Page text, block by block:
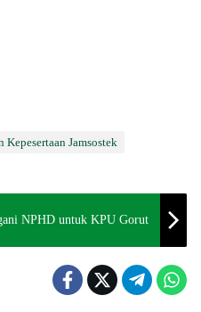
Jamsostek
NPHD untuk KPU Gorut